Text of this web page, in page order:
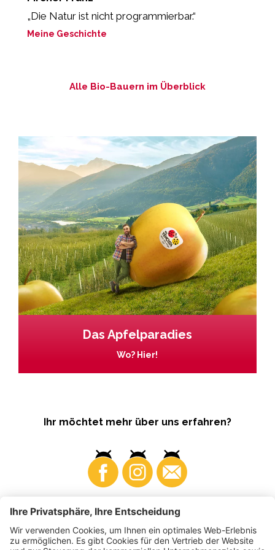
„Die Natur ist nicht programmierbar.“
Meine Geschichte
Alle Bio-Bauern im Überblick
Das Apfelparadies
Wo? Hier!
Ihr möchtet mehr über uns erfahren?
Business Produzenten